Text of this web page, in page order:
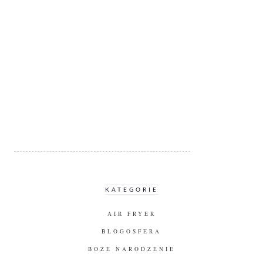
KATEGORIE
AIR FRYER
BLOGOSFERA
BOŻE NARODZENIE